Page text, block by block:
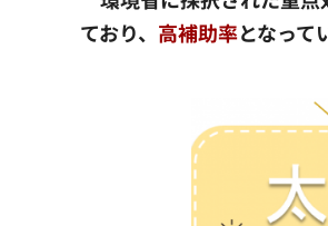
ており、 高補助率となって